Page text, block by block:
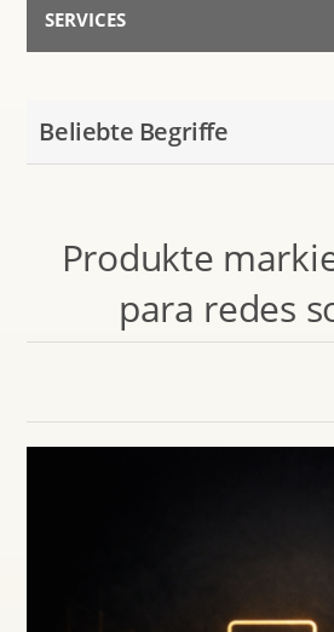
SERVICES
Mit dem Assistenten sprechen
Beliebte Begriffe
Produkte
para redes